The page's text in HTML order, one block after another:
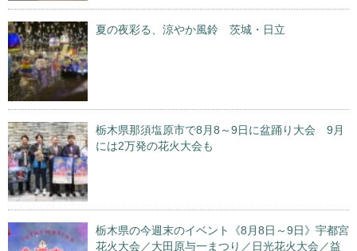
夏の夜彩る、涼やか風鈴 茨城・日立
栃木県那須塩原市で8月8～9日に盆踊り大会 9月
には2万発の花火大会も
栃木県の今週末のイベント《8月8日～9日》宇都宮
花火大会／大田原与一まつり／日光花火大会／益